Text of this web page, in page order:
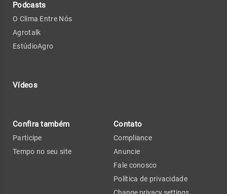
Podcasts
O Clima Entre Nós
Agrotalk
EstúdioAgro
Vídeos
Confira também
Participe
Tempo no seu site
Contato
Compliance
Anuncie
Fale conosco
Política de privacidade